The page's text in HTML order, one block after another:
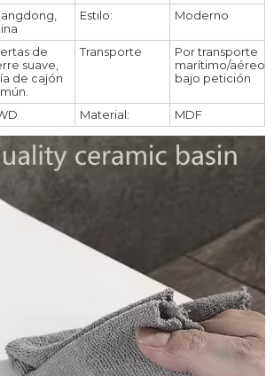
Estilo: Moderno
de
suave,
de cajón
Transporte
Por transporte
marítimo/aéreo
bajo petición
Material: MDF